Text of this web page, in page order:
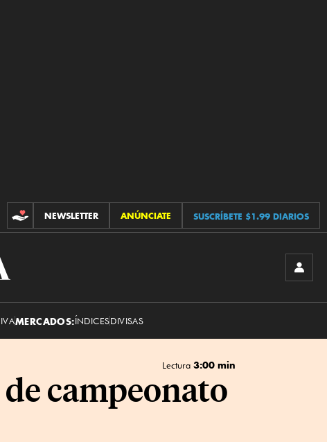
CONTRIBUCIONES
NEWSLETTER ANÚNCIATE SUSCRÍBETE $1.99 DIARIOS
MERCADOS:ÍNDICESDIVISAS
Lectura 3:00 min
campeonato